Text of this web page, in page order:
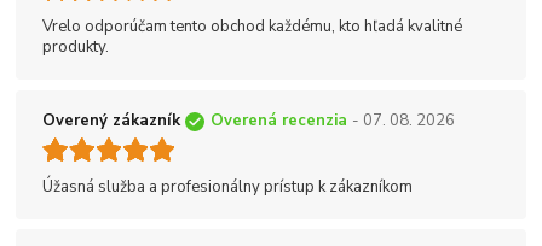
Vrelo odporúčam tento obchod každému, kto hľadá kvalitné
produkty.
Overený zákazník Overená recenzia - 07. 08. 2026
Úžasná služba a profesionálny prístup k zákazníkom